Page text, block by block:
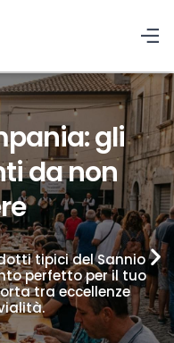
gli
da non
tipici del Sannio
perfetto per il tuo
tra eccellenze